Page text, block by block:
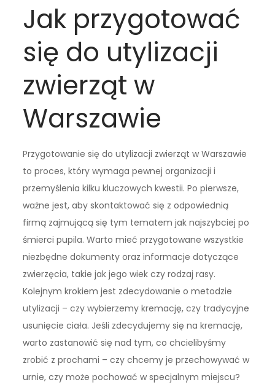
Jak przygotować
się do utylizacji
zwierząt w
Warszawie
Przygotowanie się do utylizacji zwierząt w Warszawie
to proces, który wymaga pewnej organizacji i
przemyślenia kilku kluczowych kwestii. Po pierwsze,
ważne jest, aby skontaktować się z odpowiednią
firmą zajmującą się tym tematem jak najszybciej po
śmierci pupila. Warto mieć przygotowane wszystkie
niezbędne dokumenty oraz informacje dotyczące
zwierzęcia, takie jak jego wiek czy rodzaj rasy.
Kolejnym krokiem jest zdecydowanie o metodzie
utylizacji – czy wybierzemy kremację, czy tradycyjne
usunięcie ciała. Jeśli zdecydujemy się na kremację,
warto zastanowić się nad tym, co chcielibyśmy
zrobić z prochami – czy chcemy je przechowywać w
urnie, czy może pochować w specjalnym miejscu?